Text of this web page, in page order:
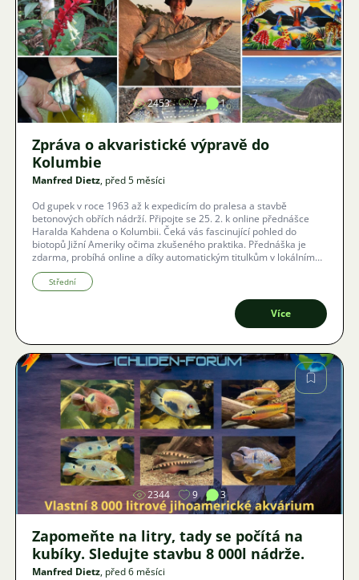
Obrázek
2453 7 1
Zpráva o akvaristické výpravě do
Kolumbie
Manfred Dietz, před 5 měsíci
Od gupek v roce 1963 až k expedicím do pralesa a stavbě
betonových obřích nádrží. Připojte se 25. 2. k online přednášce
Haralda Kahdena o Kolumbii. Čeká vás fascinující pohled do
biotopů Jižní Ameriky očima zkušeného praktika. Přednáška je
zdarma, probíhá online a díky automatickým titulkům v lokálním
jazyce vám neunikne ani slovo.
Střední
Více
Obrázek
2344 9 3
Zapomeňte na litry, tady se počítá na
kubíky. Sledujte stavbu 8 000l nádrže.
Manfred Dietz, před 6 měsíci